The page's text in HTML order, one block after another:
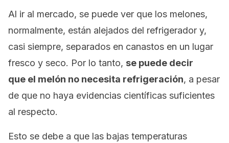
Al ir al mercado, se puede ver que los melones,
normalmente, están alejados del refrigerador y,
casi siempre, separados en canastos en un lugar
fresco y seco. Por lo tanto, se puede decir
que el melón no necesita refrigeración, a pesar
de que no haya evidencias científicas suficientes
al respecto.
Esto se debe a que las bajas temperaturas